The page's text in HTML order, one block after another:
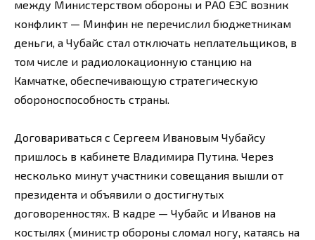
между Министерством обороны и РАО ЕЭС возник
конфликт — Минфин не перечислил бюджетникам
деньги, а Чубайс стал отключать неплательщиков, в
том числе и радиолокационную станцию на
Камчатке, обеспечивающую стратегическую
обороноспособность страны.
Договариваться с Сергеем Ивановым Чубайсу
пришлось в кабинете Владимира Путина. Через
несколько минут участники совещания вышли от
президента и объявили о достигнутых
договоренностях. В кадре — Чубайс и Иванов на
костылях (министр обороны сломал ногу, катаясь на